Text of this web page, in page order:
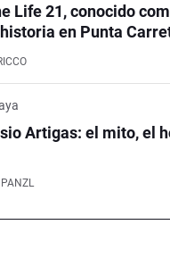
Life 21, conocido
en Punta
Artigas: el mito, el